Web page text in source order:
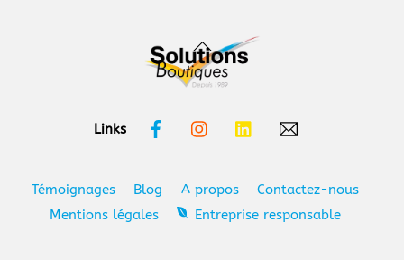
Back
To
Links
FacebookInstagram
Témoignages Blog A propos
Contactez-nous
Mentions légales
Entreprise responsable